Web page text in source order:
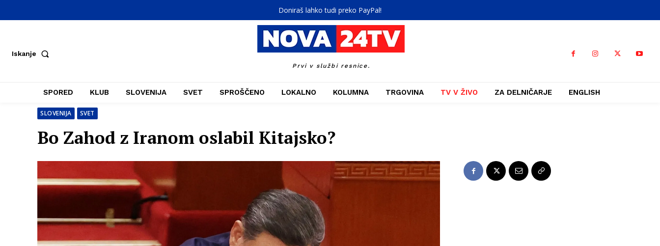
Doniraš lahko tudi preko PayPal!
Iskanje
Prvi v službi resnice.
SPORED KLUB SLOVENIJA SVET SPROŠČENO LOKALNO KOLUMNA TRGOVINA TV V ŽIVO ZA DELNIČARJE ENGLISH
SLOVENIJA SVET
Bo Zahod z Iranom oslabil Kitajsko?